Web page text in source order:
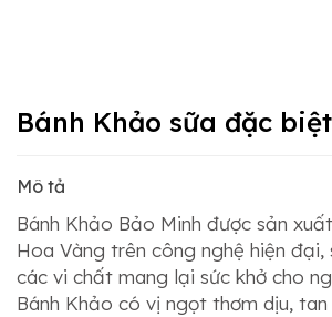
Bánh Khảo sữa đặc
Mô tả
Bánh Khảo Bảo Minh được sản
Hoa Vàng trên công nghệ hiện đại,
các vi chất mang lại sức khở cho
Bánh Khảo có vị ngọt thơm dịu,